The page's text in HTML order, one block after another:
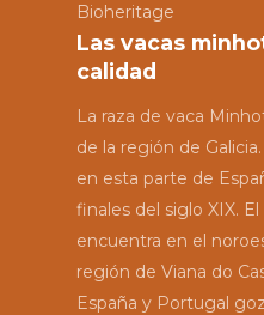
Bioheritage
Las vacas
calidad
La raza de vaca
de la región de
en esta parte de
finales del siglo XIX.
encuentra en el
región de Viana do
España y Portugal